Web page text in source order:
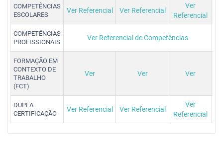
COMPETÊNCIAS
ESCOLARES
Ver Referencial Ver Referencial
Ver
Referencial
COMPETÊNCIAS
PROFISSIONAIS
Ver Referencial de Competências
FORMAÇÃO EM
CONTEXTO DE
TRABALHO
(FCT)
Ver Ver Ver
DUPLA
CERTIFICAÇÃO
Ver Referencial Ver Referencial
Ver
Referencial